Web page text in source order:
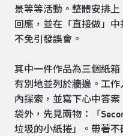
景等等活動。整體安排
回應，並在「直接做」
不免引發誤會。
其中一件作品為三個紙
有別地並列於牆邊。工
內探索，並寫下心中答
袋外，先見兩物：「
垃圾的小紙捲」。帶著